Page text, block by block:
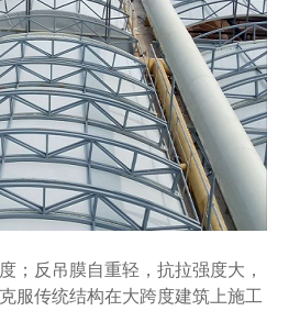
；反吊膜自重轻，抗拉强度大，
服传统结构在大跨度建筑上施工